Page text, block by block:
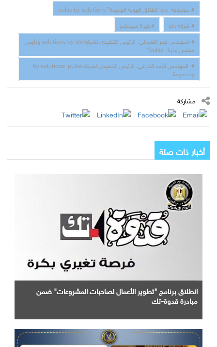
# مجموعة stc تطلاق الهوية الجديدة” pulse by solutions
# شركة stc
# جيزة سيستمز
# المهندس عمر النعماني، الرئيس التنفيذي لشركة solutions by stc ورئيس
مجلس إدارة pulse"
ومجموعة
مشاركة
أخبار ذات صلة
انطلاق برنامج "تطوير الأعمال لصاحبات المشروعات" ضمن
مبادرة قدوة-تك